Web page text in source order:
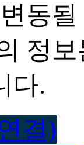
동
정보
다.
결)